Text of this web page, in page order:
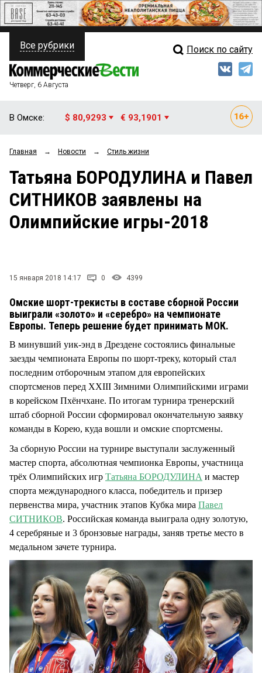
ПОЛИТИКА
ФИНАНСЫ
ОБЩЕСТВО
ЗАКОН
НОВОСТИ КОМПАНИЙ
Свежий выпуск
Рейтинги
Блоги
Архив
Все рубрики Поиск по сайту
Четверг, 6 Августа
В Омске: $ 80,9293 € 93,1901
Главная → Новости → Стиль жизни
Татьяна БОРОДУЛИНА и Павел
СИТНИКОВ заявлены на
Олимпийские игры-2018
15 января 2018 14:17 0 4399
Омские шорт-трекисты в составе сборной России
выиграли «золото» и «серебро» на чемпионате
Европы. Теперь решение будет принимать МОК.
В минувший уик-энд в Дрездене состоялись финальные
заезды чемпионата Европы по шорт-треку, который стал
последним отборочным этапом для европейских
спортсменов перед XXIII Зимними Олимпийскими играми
в корейском Пхёнчхане. По итогам турнира тренерский
штаб сборной России сформировал окончательную заявку
команды в Корею, куда вошли и омские спортсмены.
За сборную России на турнире выступали заслуженный
мастер спорта, абсолютная чемпионка Европы, участница
трёх Олимпийских игр Татьяна БОРОДУЛИНА и мастер
спорта международного класса, победитель и призер
первенства мира, участник этапов Кубка мира Павел
СИТНИКОВ. Российская команда выиграла одну золотую,
4 серебряные и 3 бронзовые награды, заняв третье место в
медальном зачете турнира.